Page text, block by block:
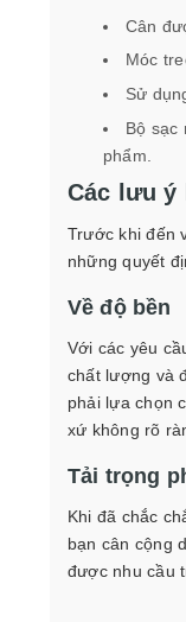
Cân
Móc
Sử
Bộ sạc
phẩm.
Các lưu ý
Trước khi đến
những quyết
Về độ bền
Với các yêu
chất lượng và
phải lựa chọn
xứ không rõ
Tải trọng
Khi đã chắc
bạn cân cộng
được nhu cầu